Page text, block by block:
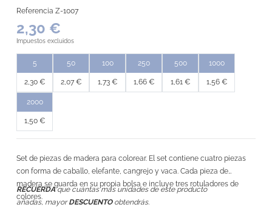
Referencia Z-1007
2,30 €
Impuestos excluidos
5
2,30 €
50
2,07 €
100
1,73 €
250
1,66 €
500
1,61 €
1000
1,56 €
2000
1,50 €
Set de piezas de madera para colorear. El set contiene cuatro piezas
con forma de caballo, elefante, cangrejo y vaca. Cada pieza de
madera se guarda en su propia bolsa e incluye tres rotuladores de
colores.
RECUERDAque cuántas más unidades de este producto
añadas, mayorDESCUENTOobtendrás.